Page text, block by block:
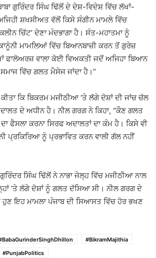
ਗੁਰਿੰਦਰ ਸਿੰਘ ਢਿੱਲੋਂ ਦੇ ਦੇਸ਼-ਵਿਦੇਸ਼ ਵਿੱਚ ਲੱਖਾਂ-
ਸ਼ਖਸੀਅਤ ਵੱਲੋਂ ਕਿਸੇ ਸੰਗੀਨ ਮਾਮਲੇ ਵਿੱਚ
ਚਿੱਟ’ ਦੇਣਾ ਮੰਦਭਾਗਾ ਹੈ। ਸੰਤ-ਮਹਾਤਮਾ ਨੂੰ
ਮਾਮਲਿਆਂ ਵਿੱਚ ਬਿਆਨਬਾਜ਼ੀ ਕਰਨ ਤੋਂ ਗੁਰੇਜ਼
ਫਾਲੋਅਰਜ਼ ਵਾਲਾ ਕੋਈ ਵਿਅਕਤੀ ਜਦੋਂ ਅਜਿਹਾ ਬਿਆਨ
ਵਿੱਚ ਗਲਤ ਮੈਸੇਜ ਜਾਂਦਾ ਹੈ।”
ਕਿ ਬਿਕਰਮ ਮਜੀਠੀਆ ‘ਤੇ ਲੱਗੇ ਦੋਸ਼ਾਂ ਦੀ ਜਾਂਚ ਚੱਲ
ਦੇ ਅਧੀਨ ਹੈ। ਨੀਲ ਗਰਗ ਨੇ ਕਿਹਾ, “ਕੌਣ ਗਲਤ
ਫੈਸਲਾ ਕਰਨਾ ਸਿਰਫ ਅਦਾਲਤਾਂ ਦਾ ਕੰਮ ਹੈ। ਕਿਸੇ ਵੀ
ਪ੍ਰਕਿਰਿਆ ਨੂੰ ਪ੍ਰਭਾਵਿਤ ਕਰਨ ਵਾਲੀ ਗੱਲ ਨਹੀਂ
ਸਿੰਘ ਢਿੱਲੋਂ ਨੇ ਨਾਭਾ ਜੇਲ੍ਹ ਵਿੱਚ ਮਜੀਠੀਆ ਨਾਲ
‘ਤੇ ਲੱਗੇ ਦੋਸ਼ਾਂ ਨੂੰ ਗਲਤ ਦੱਸਿਆ ਸੀ। ਨੀਲ ਗਰਗ ਦੇ
ਇਹ ਮਾਮਲਾ ਪੰਜਾਬ ਦੀ ਸਿਆਸਤ ਵਿੱਚ ਹੋਰ ਭਖਣ
#BikramMajithia
#PunjabPolitics